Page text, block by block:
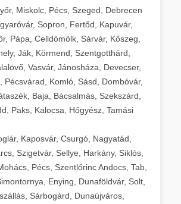
Miskolc, Pécs, Szeged, Debrecen
Sopron, Fertőd, Kapuvár,
Pápa, Celldömölk, Sárvár, Kőszeg,
Ják, Körmend, Szentgotthárd,
Vasvár, Jánosháza, Devecser,
Pécsvárad, Komló, Sásd, Dombóvár,
Baja, Bácsalmás, Szekszárd,
Paks, Kalocsa, Hőgyész, Tamási
Kaposvár, Csurgó, Nagyatád,
Szigetvár, Sellye, Harkány, Siklós,
Pécs, Szentlőrinc Andocs, Tab,
Enying, Dunaföldvár, Solt,
Sárbogárd, Dunaújváros,